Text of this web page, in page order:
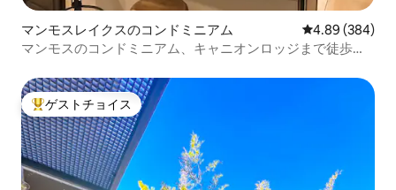
マンモスレイクスのコンドミニアム レビュー384
4.89 (384)
マンモスのコンドミニアム、キャニオンロッジまで徒歩、
大好評のゲストチョイスです。
ゲストチョイス